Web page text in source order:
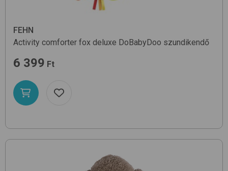
FEHN
Activity comforter fox deluxe DoBabyDoo szundikendő
6 399 Ft